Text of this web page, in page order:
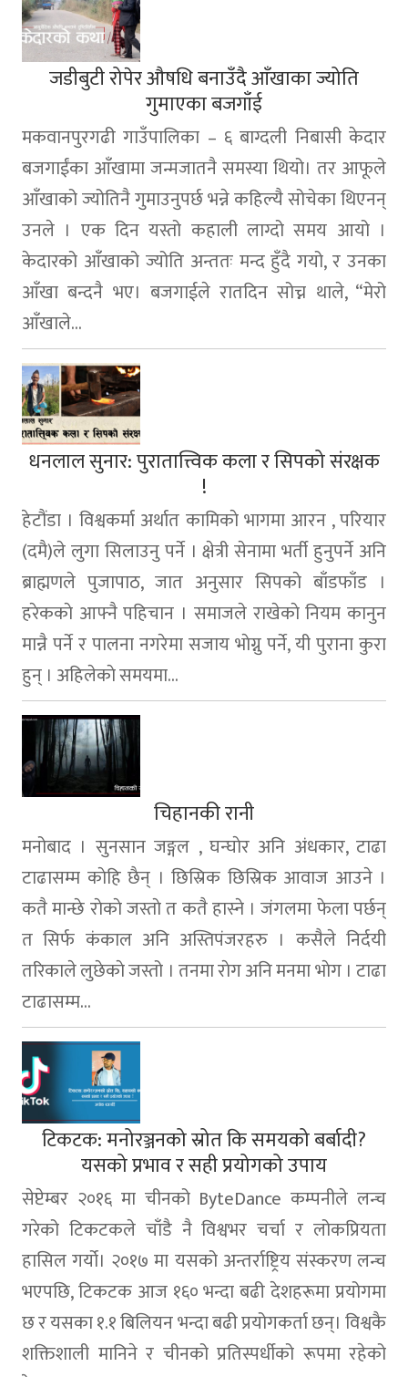
जडीबुटी रोपेर औषधि बनाउँदै आँखाका ज्योति
गुमाएका बजगाँई
मकवानपुरगढी गाउँपालिका – ६ बाग्दली निबासी केदार
बजगाईंका आँखामा जन्मजातनै समस्या थियो। तर आफूले
आँखाको ज्योतिनै गुमाउनुपर्छ भन्ने कहिल्यै सोचेका थिएनन्
उनले । एक दिन यस्तो कहाली लाग्दो समय आयो ।
केदारको आँखाको ज्योति अन्ततः मन्द हुँदै गयो, र उनका
आँखा बन्दनै भए। बजगाईले रातदिन सोच्न थाले, “मेरो
आँखाले...
धनलाल सुनार: पुरातात्त्विक कला र सिपको संरक्षक
!
हेटौंडा । विश्वकर्मा अर्थात कामिकाे भागमा आरन , परियार
(दमै)ले लुगा सिलाउनु पर्ने । क्षेत्री सेनामा भर्ती हुनुपर्ने अनि
ब्राह्मणले पुजापाठ, जात अनुसार सिपकाे बाँडफाँड ।
हरेककाे आफ्नै पहिचान । समाजले राखेकाे नियम कानुन
मान्नै पर्ने र पालना नगरेमा सजाय भाेग्नु पर्ने, यी पुराना कुरा
हुन् । अहिलेकाे समयमा...
चिहानकी रानी
मनोबाद । सुनसान जङ्गल , घन्घाेर अनि अंधकार, टाढा
टाढासम्म काेहि छैन् । छिस्रिक छिस्रिक आवाज आउने ।
कतै मान्छे राेकाे जस्ताे त कतै हास्ने । जंगलमा फेला पर्छन्
त सिर्फ कंकाल अनि अस्तिपंजरहरु । कसैले निर्दयी
तरिकाले लुछेकाे जस्तो । तनमा राेग अनि मनमा भाेग । टाढा
टाढासम्म...
टिकटक: मनोरञ्जनको स्रोत कि समयको बर्बादी?
यसको प्रभाव र सही प्रयोगको उपाय
सेप्टेम्बर २०१६ मा चीनको ByteDance कम्पनीले लन्च
गरेको टिकटकले चाँडै नै विश्वभर चर्चा र लोकप्रियता
हासिल गर्यो। २०१७ मा यसको अन्तर्राष्ट्रिय संस्करण लन्च
भएपछि, टिकटक आज १६० भन्दा बढी देशहरूमा प्रयोगमा
छ र यसका १.१ बिलियन भन्दा बढी प्रयोगकर्ता छन्। विश्वकै
शक्तिशाली मानिने र चीनको प्रतिस्पर्धीको रूपमा रहेको